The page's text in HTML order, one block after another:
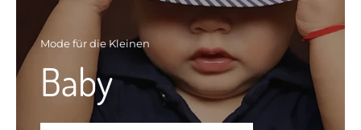
Mode für die Kleinen
Baby